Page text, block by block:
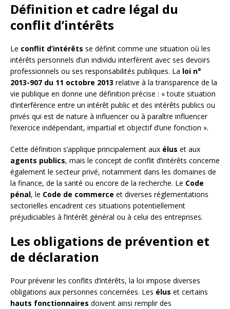
Définition et cadre légal du
conflit d’intérêts
Le conflit d’intérêts se définit comme une situation où les
intérêts personnels d’un individu interfèrent avec ses devoirs
professionnels ou ses responsabilités publiques. La loi n°
2013-907 du 11 octobre 2013 relative à la transparence de la
vie publique en donne une définition précise : « toute situation
d’interférence entre un intérêt public et des intérêts publics ou
privés qui est de nature à influencer ou à paraître influencer
l’exercice indépendant, impartial et objectif d’une fonction ».
Cette définition s’applique principalement aux élus et aux
agents publics, mais le concept de conflit d’intérêts concerne
également le secteur privé, notamment dans les domaines de
la finance, de la santé ou encore de la recherche. Le Code
pénal, le Code de commerce et diverses réglementations
sectorielles encadrent ces situations potentiellement
préjudiciables à l’intérêt général ou à celui des entreprises.
Les obligations de prévention et
de déclaration
Pour prévenir les conflits d’intérêts, la loi impose diverses
obligations aux personnes concernées. Les élus et certains
hauts fonctionnaires doivent ainsi remplir des